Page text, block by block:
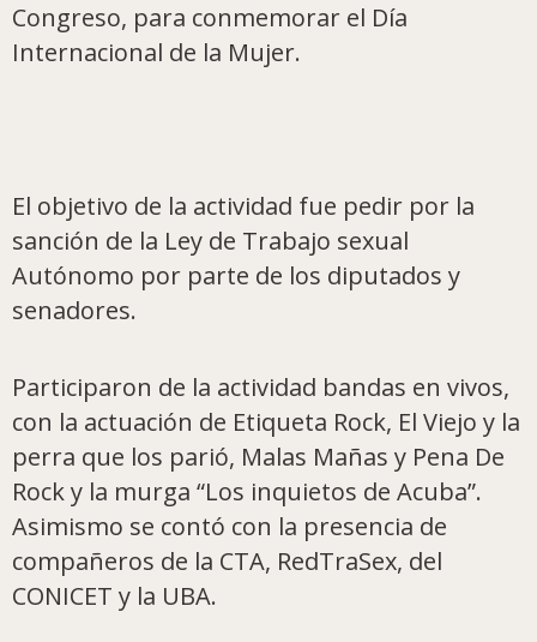
Congreso, para conmemorar el Día
Internacional de la Mujer.
El objetivo de la actividad fue pedir por la
sanción de la Ley de Trabajo sexual
Autónomo por parte de los diputados y
senadores.
Participaron de la actividad bandas en vivos,
con la actuación de Etiqueta Rock, El Viejo y la
perra que los parió, Malas Mañas y Pena De
Rock y la murga “Los inquietos de Acuba”.
Asimismo se contó con la presencia de
compañeros de la CTA, RedTraSex, del
CONICET y la UBA.